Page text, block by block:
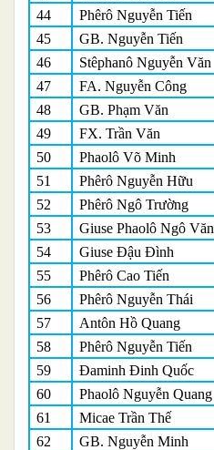
44
Phêrô Nguyễn Tiến
45
GB. Nguyễn Tiến
46
Stêphanô Nguyễn Văn
47
FA. Nguyễn Công
48
GB. Phạm Văn
49
FX. Trần Văn
50
Phaolô Võ Minh
51
Phêrô Nguyễn Hữu
52
Phêrô Ngô Trường
53
Giuse Phaolô Ngô Văn
54
Giuse Đậu Đình
55
Phêrô Cao Tiến
56
Phêrô Nguyễn Thái
57
Antôn Hồ Quang
58
Phêrô Nguyễn Tiến
59
Đaminh Đinh Quốc
60
Phaolô Nguyễn Quang
61
Micae Trần Thế
62
GB. Nguyễn Minh